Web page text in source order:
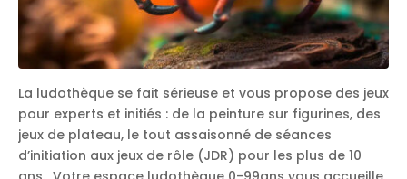
La ludothèque se fait sérieuse et vous propose des jeux
pour experts et initiés : de la peinture sur figurines, des
jeux de plateau, le tout assaisonné de séances
d’initiation aux jeux de rôle (JDR) pour les plus de 10